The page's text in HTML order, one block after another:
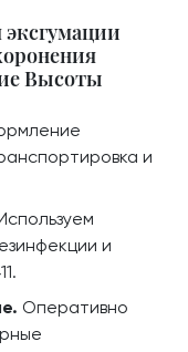
Высоты
и
и
Оперативно